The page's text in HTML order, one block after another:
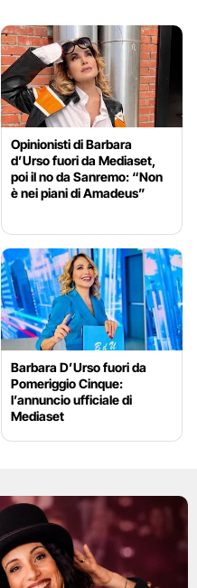
Opinionisti di Barbara
d’Urso fuori da Mediaset,
poi il no da Sanremo: “Non
è nei piani di Amadeus”
Barbara D’Urso fuori da
Pomeriggio Cinque:
l’annuncio ufficiale di
Mediaset